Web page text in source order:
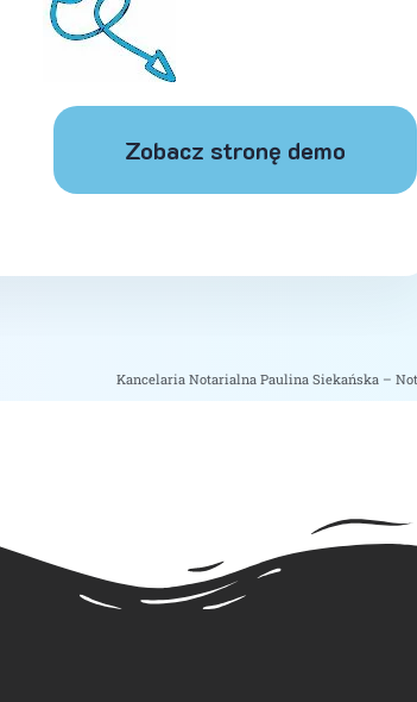
Zobacz stronę demo
Kancelaria Notarialna Paulina Siekańska –